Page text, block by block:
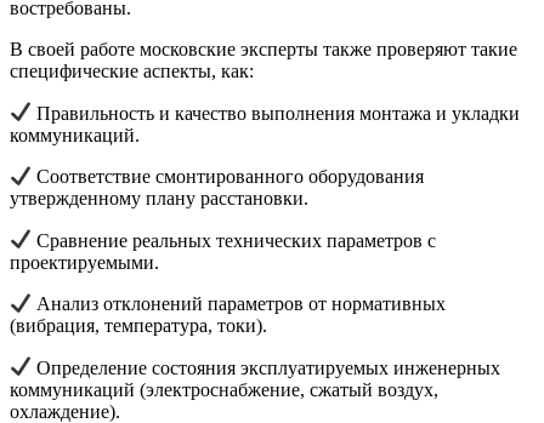
востребованы.
В своей работе московские эксперты также проверяют такие
специфические аспекты, как:
Правильность и качество выполнения монтажа и укладки
коммуникаций.
Соответствие смонтированного оборудования
утвержденному плану расстановки.
Сравнение реальных технических параметров с
проектируемыми.
Анализ отклонений параметров от нормативных
(вибрация, температура, токи).
Определение состояния эксплуатируемых инженерных
коммуникаций (электроснабжение, сжатый воздух,
охлаждение).